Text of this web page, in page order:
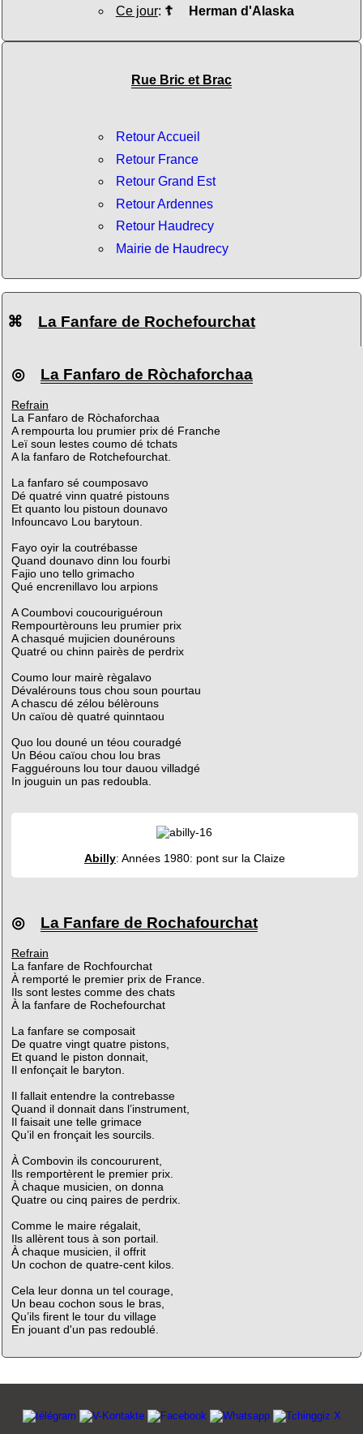
Ce jour: ☦Herman d'Alaska
Rue Bric et Brac
Retour Accueil
Retour France
Retour Grand Est
Retour Ardennes
Retour Haudrecy
Mairie de Haudrecy
⌘ La Fanfare de Rochefourchat
◎ La Fanfaro de Ròchaforchaa
Refrain
La Fanfaro de Ròchaforchaa
A rempourta lou prumier prix dé Franche
Leï soun lestes coumo dé tchats
A la fanfaro de Rotchefourchat.
La fanfaro sé coumposavo
Dé quatré vinn quatré pistouns
Et quanto lou pistoun dounavo
Infouncavo Lou barytoun.
Fayo oyir la coutrébasse
Quand dounavo dinn lou fourbi
Fajio uno tello grimacho
Qué encrenillavo lou arpions
A Coumbovi coucouriguéroun
Rempourtèrouns leu prumier prix
A chasqué mujicien dounérouns
Quatré ou chinn pairès de perdrix
Coumo lour mairè règalavo
Dévalérouns tous chou soun pourtau
A chascu dé zélou bélèrouns
Un caïou dè quatré quinntaou
Quo lou douné un téou couradgé
Un Béou caïou chou lou bras
Fagguérouns lou tour dauou villadgé
In jouguin un pas redoubla.
Abilly: Années 1980: pont sur la Claize
◎ La Fanfare de Rochafourchat
Refrain
La fanfare de Rochfourchat
À remporté le premier prix de France.
Ils sont lestes comme des chats
À la fanfare de Rochefourchat
La fanfare se composait
De quatre vingt quatre pistons,
Et quand le piston donnait,
Il enfonçait le baryton.
Il fallait entendre la contrebasse
Quand il donnait dans l’instrument,
Il faisait une telle grimace
Qu’il en fronçait les sourcils.
À Combovin ils concoururent,
Ils remportèrent le premier prix.
À chaque musicien, on donna
Quatre ou cinq paires de perdrix.
Comme le maire régalait,
Ils allèrent tous à son portail.
À chaque musicien, il offrit
Un cochon de quatre-cent kilos.
Cela leur donna un tel courage,
Un beau cochon sous le bras,
Qu’ils firent le tour du village
En jouant d'un pas redoublé.